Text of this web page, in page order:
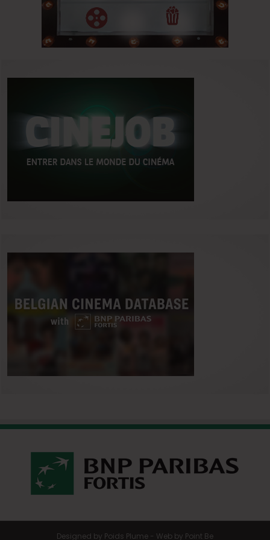
Designed by Poids Plume - Web by Point Be